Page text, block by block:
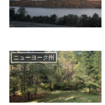
ニューヨーク州